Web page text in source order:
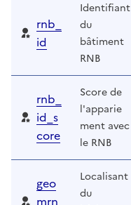
rnb_
id
Identifiant
du
bâtiment
RNB
rnb_
id_s
core
Score de
l'apparie
ment avec
le RNB
geo
mrn
Localisant
du